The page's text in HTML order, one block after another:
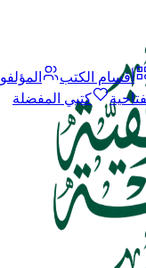
أقسام الكتب المؤلفون
كتبي المفضلة